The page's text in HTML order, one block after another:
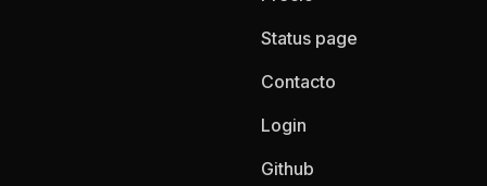
Status page
Contacto
Login
Github